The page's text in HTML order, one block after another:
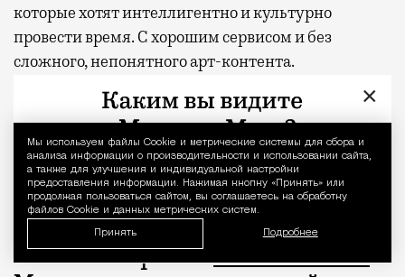
Уведомление
Мы используем файлы Сookie и метрические системы для сбора и
анализа информации о производительности и использовании сайта,
а также для улучшения и индивидуальной настройки
предоставления информации. Нажимая кнопку «Принять» или
продолжая пользоваться сайтом, вы соглашаетесь на обработку
файлов Cookie и данных метрических систем.
Принять Подробнее
которые хотят интеллигентно и культурно
провести время. С хорошим сервисом и без
сложного, непонятного арт-контента.
Наш театр на самоокупаемости, у нас нет
субсидий — живем только на то, что сами
заработали. Поэтому крайне важно, чтобы
зрители к нам возвращались, а мы оставались для
них интересным местом.
Семейный фильм«Космическая
×